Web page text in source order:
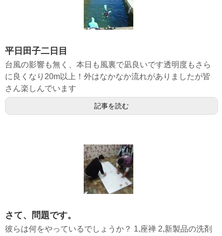
平日田子二日目
台風の影響も無く、本日も風裏で凪良いです透明度もさら
に良くなり20m以上！外はなかなか流れがありましたが皆
さん楽しんでいます
記事を読む
さて、問題です。
彼らは何をやっているでしょうか？ 1,座禅 2,新製品の洗剤